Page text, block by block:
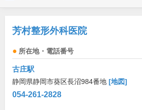
芳村整形外科医院
所在地・電話番号
古庄駅
静岡県静岡市葵区長沼984番地 [地図]
054-261-2828